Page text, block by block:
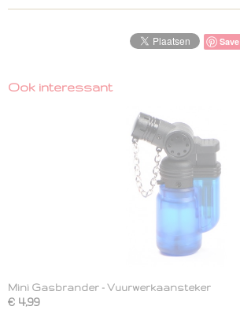
Save
Ook interessant
Mini Gasbrander - Vuurwerkaansteker
€ 4,99